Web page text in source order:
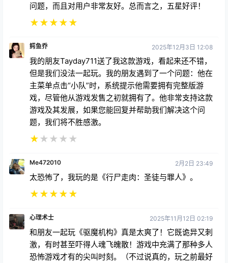
问题，而且对用户非常友好。总而言之，五星好评！
★★★★★
鳄鱼乔 2025年12月3日 12:08
我的朋友Tayday711送了我这款游戏，看起来还不错，
但是我们没法一起玩。我的朋友遇到了一个问题：他在
主菜单点击“小队”时，系统提示他需要拥有完整版游
戏，尽管他从游戏发售之初就拥有了。他非常支持这款
游戏及其发展，如果您能回复并帮助我们解决这个问
题，我们将不胜感激。
★★ ★ ★ ★
Me472010 2月2日 23:49
太恐怖了，我玩的是《行尸走肉：圣徒与罪人》。
★★★★★
心理术士 2025年11月12日 02:19
和朋友一起玩《驱魔机构》真是太爽了！它既诡异又刺
激，有时甚至吓得人魂飞魄散！游戏中充满了那种多人
恐怖游戏才有的尖叫时刻。（不过说真的，玩之前最好